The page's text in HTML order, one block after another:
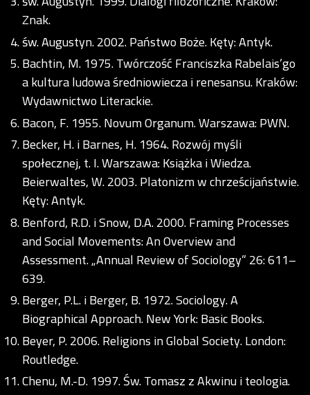
Znak.
św. Augustyn. 2002. Państwo Boże. Kęty: Antyk.
Bachtin, M. 1975. Twórczość Franciszka Rabelais’go
a kultura ludowa średniowiecza i renesansu. Kraków:
Wydawnictwo Literackie.
Bacon, F. 1955. Novum Organum. Warszawa: PWN.
Becker, H. i Barnes, H. 1964. Rozwój myśli
społecznej, t. I. Warszawa: Książka i Wiedza.
Beierwaltes, W. 2003. Platonizm w chrześcijaństwie.
Kęty: Antyk.
Benford, R.D. i Snow, D.A. 2000. Framing Processes
and Social Movements: An Overview and
Assessment. „Annual Review of Sociology” 26: 611–
639.
Berger, P.L. i Berger, B. 1972. Sociology. A
Biographical Approach. New York: Basic Books.
Beyer, P. 2006. Religions in Global Society. London:
Routledge.
Chenu, M.-D. 1997. Św. Tomasz z Akwinu i teologia.